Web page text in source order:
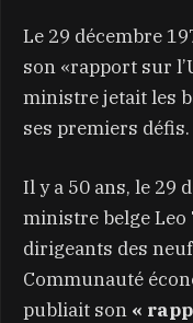
Le 29 décembre
son «rapport sur
ministre jetait les
ses premiers défis.
Il y a 50 ans, le 29
ministre belge
dirigeants des
Communauté
publiait son «